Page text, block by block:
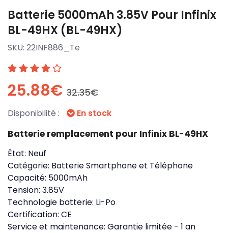
Batterie 5000mAh 3.85V Pour Infinix
BL-49HX (BL-49HX)
SKU: 22INF886_Te
25.88€ 32.35€
Disponibilité : En stock
Batterie remplacement pour Infinix BL-49HX
État: Neuf
Catégorie: Batterie Smartphone et Téléphone
Capacité: 5000mAh
Tension: 3.85V
Technologie batterie: Li-Po
Certification: CE
Service et maintenance: Garantie limitée - 1 an